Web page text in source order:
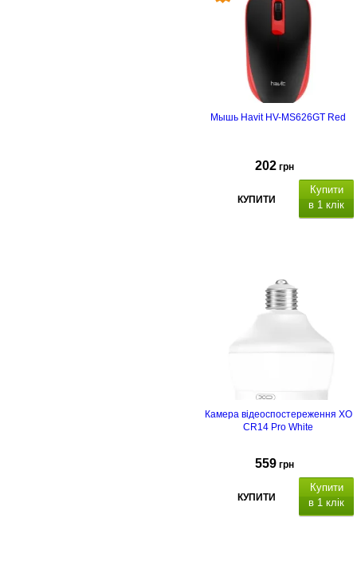
Мышь Havit HV-MS626GT Red
202 грн
КУПИТИ
Купити
в 1 клік
Камера відеоспостереження XO
CR14 Pro White
559 грн
КУПИТИ
Купити
в 1 клік